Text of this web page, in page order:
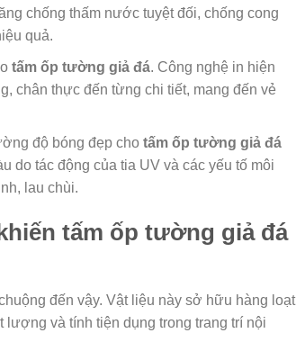
chống thấm nước tuyệt đối, chống cong
quả.
tấm ốp tường giả đá. Công nghệ in hiện
chân thực đến từng chi tiết, mang đến vẻ
độ bóng đẹp cho tấm ốp tường giả đá
do tác động của tia UV và các yếu tố môi
lau chùi.
tấm ốp tường giả đá
đến vậy. Vật liệu này sở hữu hàng loạt
lượng và tính tiện dụng trong trang trí nội